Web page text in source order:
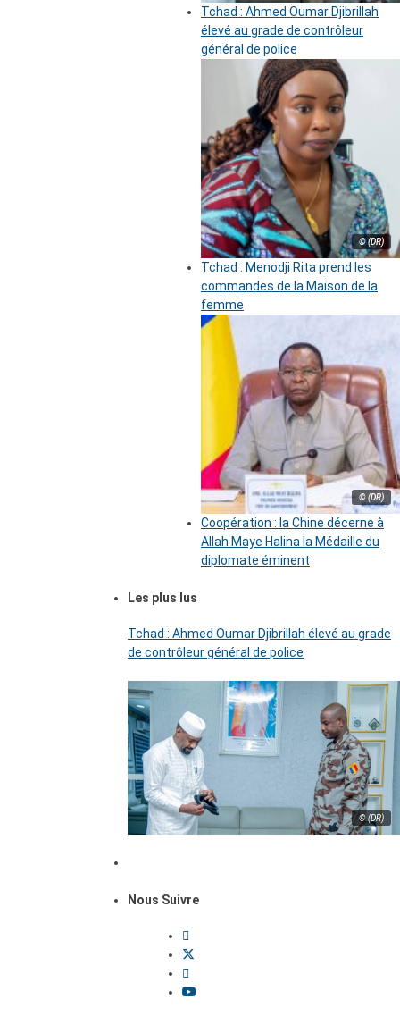
Tchad : Ahmed Oumar Djibrillah
élevé au grade de contrôleur
général de police
© (DR)
Tchad : Menodji Rita prend les
commandes de la Maison de la
femme
© (DR)
Coopération : la Chine décerne à
Allah Maye Halina la Médaille du
diplomate éminent
Les plus lus
Tchad : Ahmed Oumar Djibrillah élevé au grade
de contrôleur général de police
© (DR)
Nous Suivre